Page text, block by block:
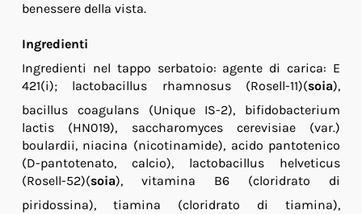
benessere della vista.
Ingredienti
Ingredienti nel tappo serbatoio: agente di carica: E
421(i); lactobacillus rhamnosus (Rosell-11)(soia),
bacillus coagulans (Unique IS-2), bifidobacterium
lactis (HN019), saccharomyces cerevisiae (var.)
boulardii, niacina (nicotinamide), acido pantotenico
(D-pantotenato, calcio), lactobacillus helveticus
(Rosell-52)(soia), vitamina B6 (cloridrato di
piridossina), tiamina (cloridrato di tiamina),